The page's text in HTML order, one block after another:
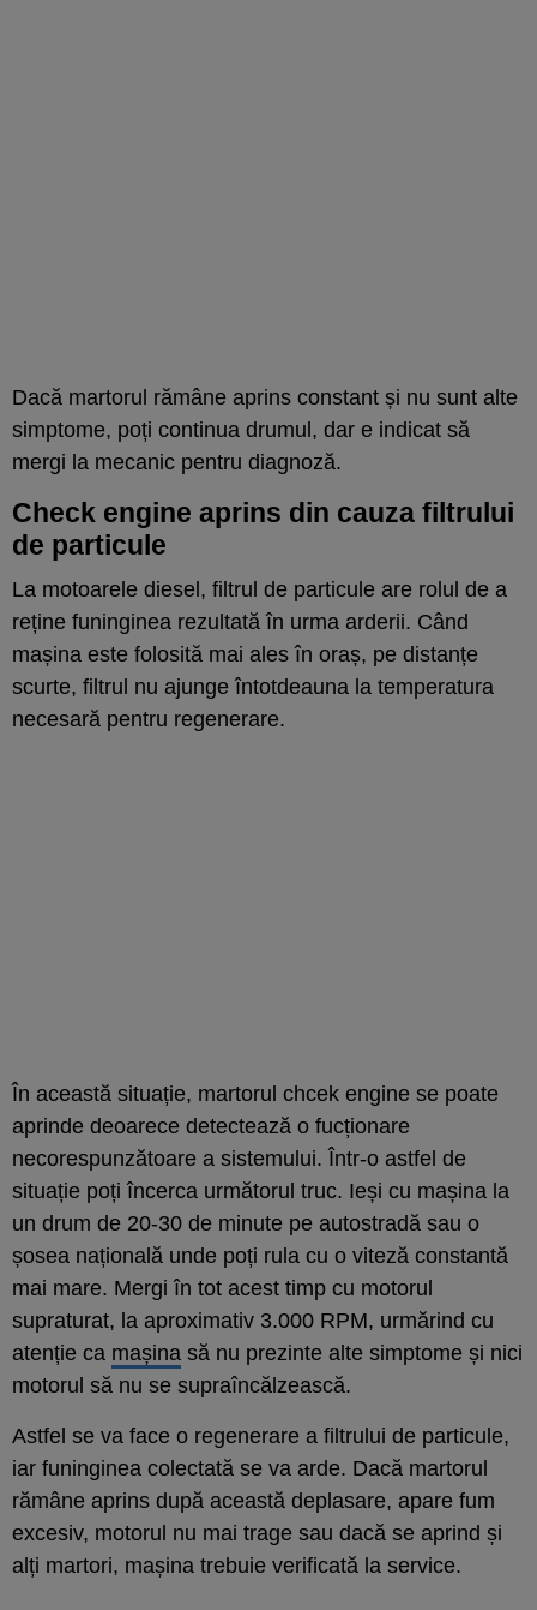
Dacă martorul rămâne aprins constant și nu sunt alte
simptome, poți continua drumul, dar e indicat să
mergi la mecanic pentru diagnoză.
Check engine aprins din cauza filtrului
de particule
La motoarele diesel, filtrul de particule are rolul de a
reține funinginea rezultată în urma arderii. Când
mașina este folosită mai ales în oraș, pe distanțe
scurte, filtrul nu ajunge întotdeauna la temperatura
necesară pentru regenerare.
În această situație, martorul chcek engine se poate
aprinde deoarece detectează o fucționare
necorespunzătoare a sistemului. Într-o astfel de
situație poți încerca următorul truc. Ieși cu mașina la
un drum de 20-30 de minute pe autostradă sau o
șosea națională unde poți rula cu o viteză constantă
mai mare. Mergi în tot acest timp cu motorul
supraturat, la aproximativ 3.000 RPM, urmărind cu
atenție ca mașina să nu prezinte alte simptome și nici
motorul să nu se supraîncălzească.
Astfel se va face o regenerare a filtrului de particule,
iar funinginea colectată se va arde. Dacă martorul
rămâne aprins după această deplasare, apare fum
excesiv, motorul nu mai trage sau dacă se aprind și
alți martori, mașina trebuie verificată la service.